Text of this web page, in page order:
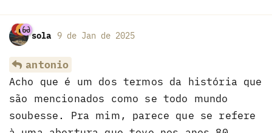
sola 9 de Jan de 2025
antonio
Acho que é um dos termos da história que
são mencionados como se todo mundo
soubesse. Pra mim, parece que se refere